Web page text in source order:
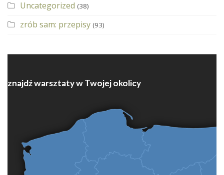
Uncategorized (38)
zrób sam: przepisy (93)
znajdź warsztaty w Twojej okolicy